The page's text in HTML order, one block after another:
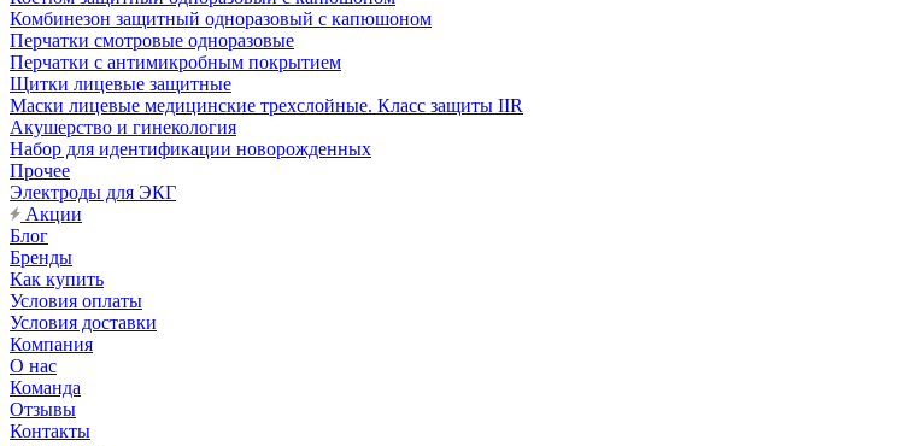
Комбинезон защитный одноразовый с капюшоном
Перчатки смотровые одноразовые
Перчатки с антимикробным покрытием
Щитки лицевые защитные
Маски лицевые медицинские трехслойные. Класс защиты IIR
Акушерство и гинекология
Набор для идентификации новорожденных
Прочее
Электроды для ЭКГ
Акции
Блог
Бренды
Как купить
Условия оплаты
Условия доставки
Компания
О нас
Команда
Отзывы
Контакты